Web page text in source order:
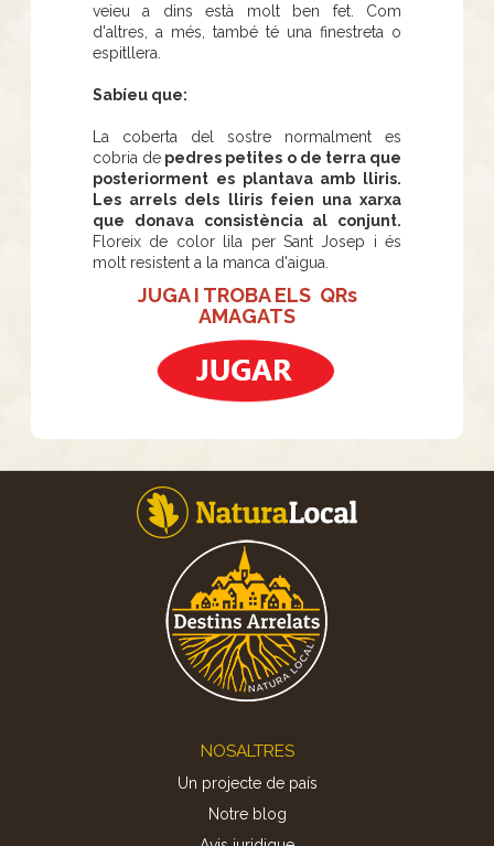
veieu a dins està molt ben fet. Com
d'altres, a més, també té una finestreta o
espitllera.
Sabíeu que:
La coberta del sostre normalment es
cobria de pedres petites o de terra que
posteriorment es plantava amb lliris.
Les arrels dels lliris feien una xarxa
que donava consistència al conjunt.
Floreix de color lila per Sant Josep i és
molt resistent a la manca d'aigua.
JUGA I TROBA ELS QRs
AMAGATS
NOSALTRES
Un projecte de país
Notre blog